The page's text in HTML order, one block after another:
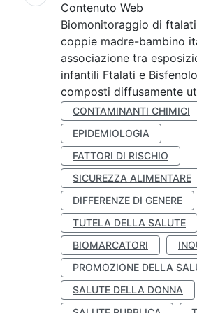
Contenuto Web
Biomonitoraggio di
coppie madre-bambino
associazione tra
infantili Ftalati e
composti diffusamente
CONTAMINANTI CHIMICI
EPIDEMIOLOGIA
FATTORI DI RISCHIO
SICUREZZA ALIMENTARE
DIFFERENZE DI GENERE
TUTELA DELLA SALUTE
BIOMARCATORI
PROMOZIONE DELLA
SALUTE DELLA DONNA